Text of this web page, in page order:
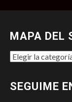
MAPA DEL
MAPA
SITIO
SEGUIME